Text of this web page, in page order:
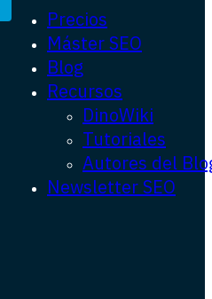
Precios
Máster SEO
Blog
Recursos
DinoWiki
Tutoriales
Autores del
Newsletter SEO